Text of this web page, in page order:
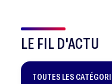
LE FIL D'ACTU